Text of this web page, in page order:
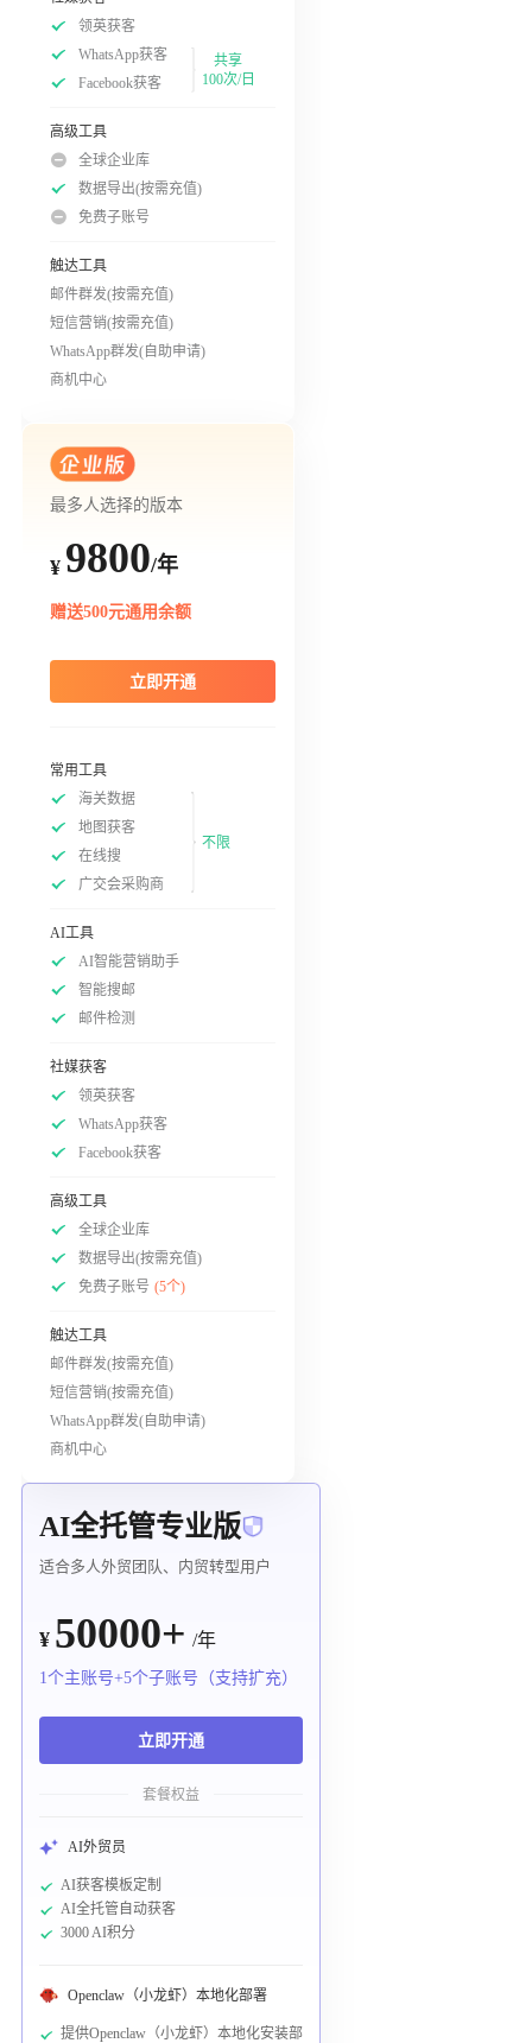
领英获客
WhatsApp获客
Facebook获客
共享
100次/日
高级工具
全球企业库
数据导出(按需充值)
免费子账号
触达工具
邮件群发(按需充值)
短信营销(按需充值)
WhatsApp群发(自助申请)
商机中心
最多人选择的版本
¥ 9800/年
赠送500元通用余额
立即开通
常用工具
海关数据
地图获客
在线搜
广交会采购商
不限
AI工具
AI智能营销助手
智能搜邮
邮件检测
社媒获客
领英获客
WhatsApp获客
Facebook获客
高级工具
全球企业库
数据导出(按需充值)
免费子账号 (5个)
触达工具
邮件群发(按需充值)
短信营销(按需充值)
WhatsApp群发(自助申请)
商机中心
AI全托管专业版
适合多人外贸团队、内贸转型用户
¥ 50000+ /年
1个主账号+5个子账号（支持扩充）
立即开通
套餐权益
AI外贸员
AI获客模板定制
AI全托管自动获客
3000 AI积分
Openclaw（小龙虾）本地化部署
提供Openclaw（小龙虾）本地化安装部